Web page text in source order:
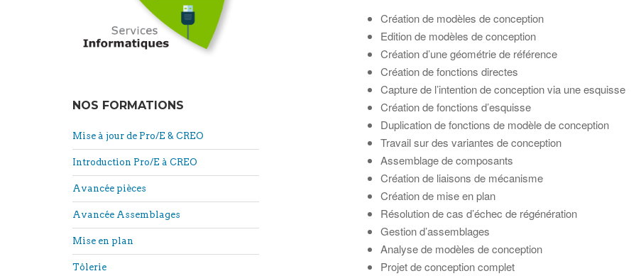
Création de modèles de conception
Edition de modèles de conception
Création d’une géométrie de référence
Création de fonctions directes
Capture de l’intention de conception via une esquisse
Création de fonctions d’esquisse
Duplication de fonctions de modèle de conception
Travail sur des variantes de conception
Assemblage de composants
Création de liaisons de mécanisme
Création de mise en plan
Résolution de cas d’échec de régénération
Gestion d’assemblages
Analyse de modèles de conception
Projet de conception complet
NOS FORMATIONS
Mise à jour de Pro/E & CREO
Introduction Pro/E à CREO
Avancée pièces
Avancée Assemblages
Mise en plan
Tôlerie